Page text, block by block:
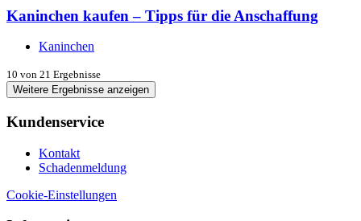
Kaninchen kaufen – Tipps für die Anschaffung
Kaninchen
10 von 21 Ergebnisse
Weitere Ergebnisse anzeigen
Kundenservice
Kontakt
Schadenmeldung
Cookie-Einstellungen